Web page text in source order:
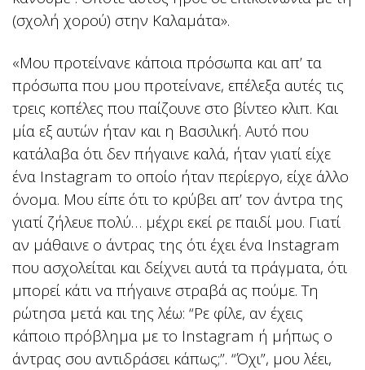
(σχολή χορού) στην Καλαμάτα».
«Μου προτείνανε κάποια πρόσωπα και απ’ τα
πρόσωπα που μου προτείνανε, επέλεξα αυτές τις
τρεις κοπέλες που παίζουνε στο βίντεο κλιπ. Και
μία εξ αυτών ήταν και η Βασιλική. Αυτό που
κατάλαβα ότι δεν πήγαινε καλά, ήταν γιατί είχε
ένα Instagram το οποίο ήταν περίεργο, είχε άλλο
όνομα. Μου είπε ότι το κρύβει απ’ τον άντρα της
γιατί ζήλευε πολύ… μέχρι εκεί ρε παιδί μου. Γιατί
αν μάθαινε ο άντρας της ότι έχει ένα Instagram
που ασχολείται και δείχνει αυτά τα πράγματα, ότι
μπορεί κάτι να πήγαινε στραβά ας πούμε. Τη
ρώτησα μετά και της λέω: “Ρε φίλε, αν έχεις
κάποιο πρόβλημα με το Instagram ή μήπως ο
άντρας σου αντιδράσει κάπως;”. “Όχι”, μου λέει,